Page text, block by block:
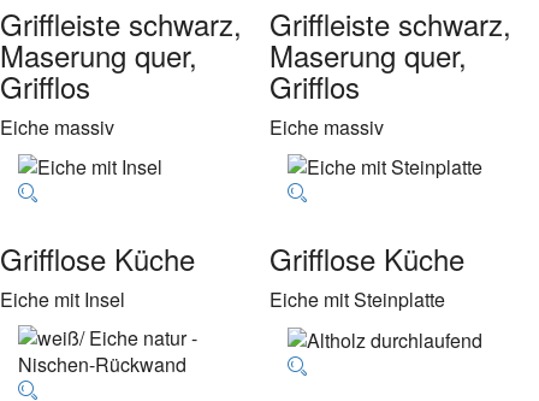
Griffleiste schwarz,
Maserung quer,
Grifflos
Eiche massiv
Griffleiste schwarz,
Maserung quer,
Grifflos
Eiche massiv
Grifflose Küche
Eiche mit Insel
Grifflose Küche
Eiche mit Steinplatte